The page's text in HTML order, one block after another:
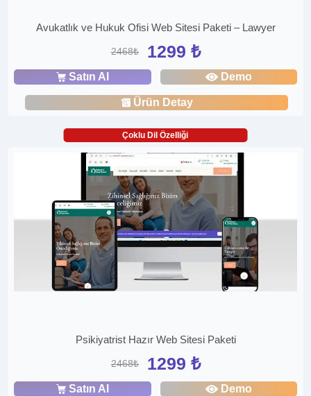
Avukatlık ve Hukuk Ofisi Web Sitesi Paketi – Lawyer
2468₺ 1299 ₺
Satın Al Demo
Ürün Detay
Çoklu Dil Özelliği
Psikiyatrist Hazır Web Sitesi Paketi
2468₺ 1299 ₺
Satın Al Demo